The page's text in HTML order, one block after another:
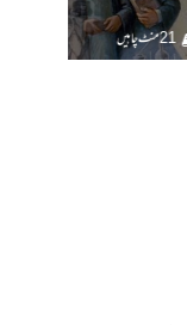
21 منٹ چاہیں